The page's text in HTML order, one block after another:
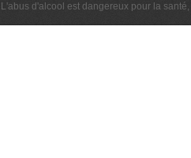
L'abus d'alcool est dangereux pour la